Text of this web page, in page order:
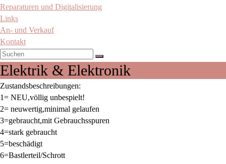
Reparaturen und Digitalisierung
Links
An- und Verkauf
Kontakt
Elektrik & Elektronik
Zustandsbeschreibungen:
1= NEU,völlig unbespielt!
2= neuwertig,minimal gelaufen
3=gebraucht,mit Gebrauchsspuren
4=stark gebraucht
5=beschädigt
6=Bastlerteil/Schrott